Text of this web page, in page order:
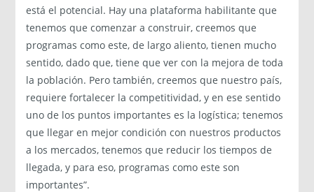
está el potencial. Hay una plataforma habilitante que
tenemos que comenzar a construir, creemos que
programas como este, de largo aliento, tienen mucho
sentido, dado que, tiene que ver con la mejora de toda
la población. Pero también, creemos que nuestro país,
requiere fortalecer la competitividad, y en ese sentido
uno de los puntos importantes es la logística; tenemos
que llegar en mejor condición con nuestros productos
a los mercados, tenemos que reducir los tiempos de
llegada, y para eso, programas como este son
importantes”.